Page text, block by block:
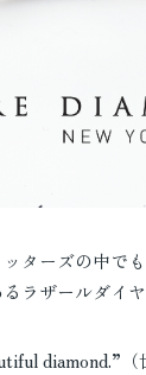
ターズの中で
ラザールダイヤ
diamond.”